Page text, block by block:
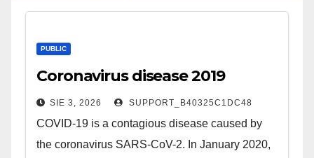
PUBLIC
Coronavirus disease 2019
SIE 3, 2026 SUPPORT_B40325C1DC48
COVID-19 is a contagious disease caused by
the coronavirus SARS-CoV-2. In January 2020,